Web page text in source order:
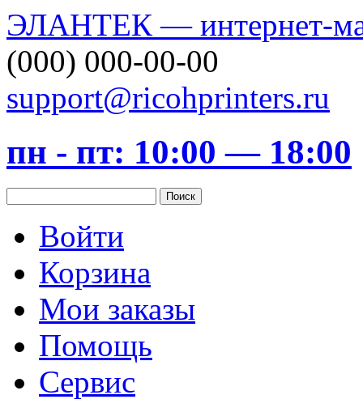
ЭЛАНТЕК — интернет-
(000) 000-00-00
support@ricohprinters.ru
пн - пт: 10:00 — 18:00
Войти
Корзина
Мои заказы
Помощь
Сервис